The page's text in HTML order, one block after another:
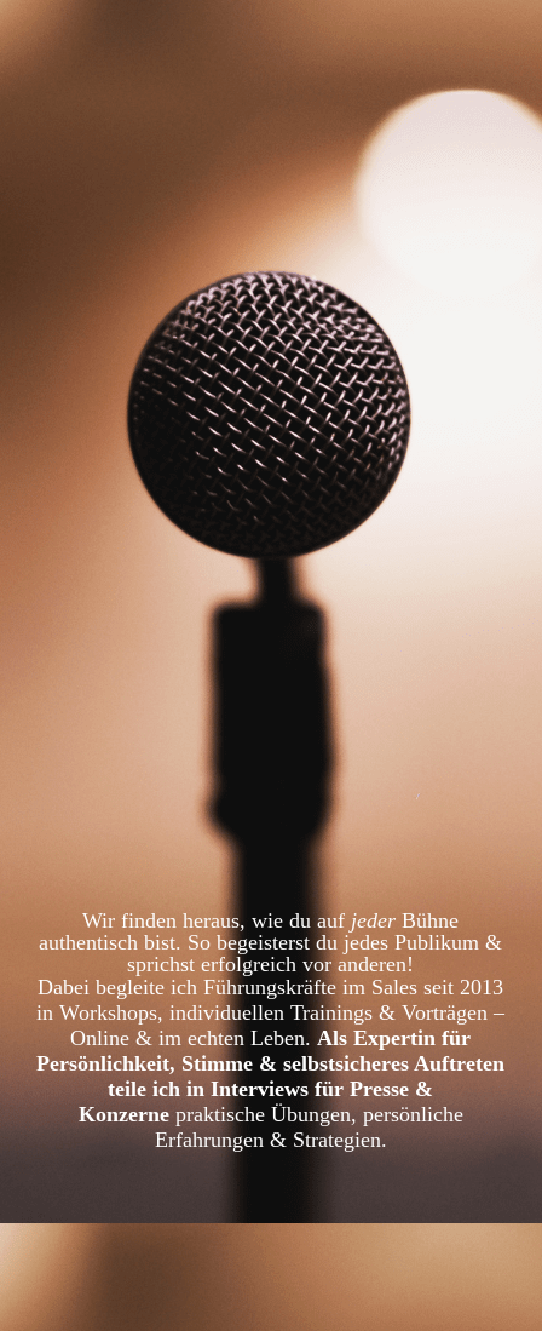
Wir finden heraus, wie du auf jeder Bühne
authentisch bist. So begeisterst du jedes Publikum &
sprichst erfolgreich vor anderen!
Dabei begleite ich Führungskräfte im Sales seit 2013
in Workshops, individuellen Trainings & Vorträgen –
Online & im echten Leben.Als Expertin für
Persönlichkeit, Stimme & selbstsicheres Auftreten
teile ich in Interviews für Presse &
Konzerne praktische Übungen, persönliche
Erfahrungen & Strategien.